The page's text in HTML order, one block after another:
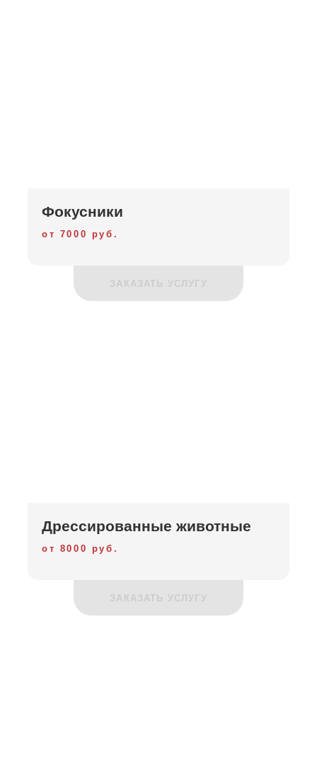
Фокусники
от 7000 руб.
ЗАКАЗАТЬ УСЛУГУ
Дрессированные животные
от 8000 руб.
ЗАКАЗАТЬ УСЛУГУ